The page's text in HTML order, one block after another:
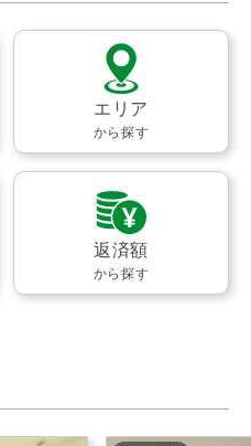
エリア
から探す
返済額
から探す